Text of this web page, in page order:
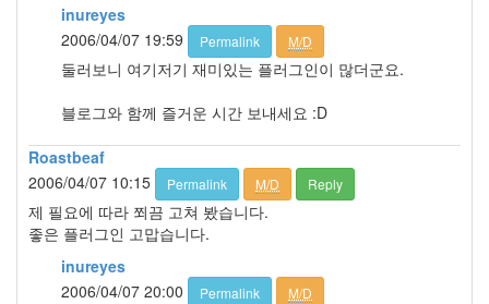
inureyes
2006/04/07 19:59
Permalink M/D
둘러보니 여기저기 재미있는 플러그인이 많더군요.
블로그와 함께 즐거운 시간 보내세요 :D
Roastbeaf
2006/04/07 10:15
Permalink M/D Reply
제 필요에 따라 쬐끔 고쳐 봤습니다.
좋은 플러그인 고맙습니다.
inureyes
2006/04/07 20:00
Permalink M/D